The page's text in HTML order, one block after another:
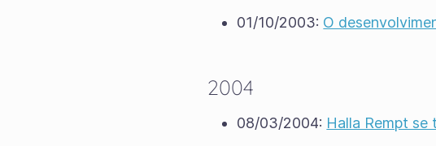
01/10/2003: O
2004
08/03/2004: Halla Rempt se